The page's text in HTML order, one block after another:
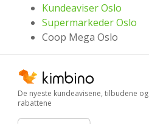
Kundeaviser Oslo
Supermarkeder Oslo
Coop Mega Oslo
De nyeste kundeavisene, tilbudene og
rabattene